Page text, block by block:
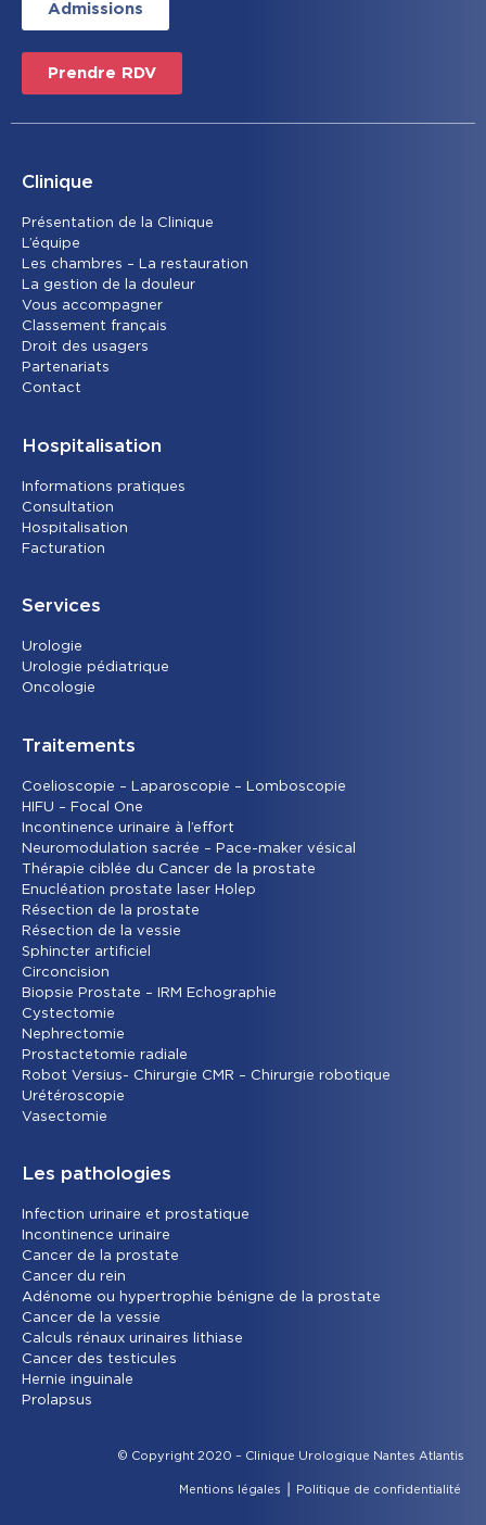
Admissions
Prendre RDV
Clinique
Présentation de la Clinique
L’équipe
Les chambres – La restauration
La gestion de la douleur
Vous accompagner
Classement français
Droit des usagers
Partenariats
Contact
Hospitalisation
Informations pratiques
Consultation
Hospitalisation
Facturation
Services
Urologie
Urologie pédiatrique
Oncologie
Traitements
Coelioscopie – Laparoscopie – Lomboscopie
HIFU – Focal One
Incontinence urinaire à l’effort
Neuromodulation sacrée – Pace-maker vésical
Thérapie ciblée du Cancer de la prostate
Enucléation prostate laser Holep
Résection de la prostate
Résection de la vessie
Sphincter artificiel
Circoncision
Biopsie Prostate – IRM Echographie
Cystectomie
Nephrectomie
Prostactetomie radiale
Robot Versius- Chirurgie CMR – Chirurgie robotique
Urétéroscopie
Vasectomie
Les pathologies
Infection urinaire et prostatique
Incontinence urinaire
Cancer de la prostate
Cancer du rein
Adénome ou hypertrophie bénigne de la prostate
Cancer de la vessie
Calculs rénaux urinaires lithiase
Cancer des testicules
Hernie inguinale
Prolapsus
© Copyright 2020 – Clinique Urologique Nantes Atlantis
Mentions légales Politique de confidentialité